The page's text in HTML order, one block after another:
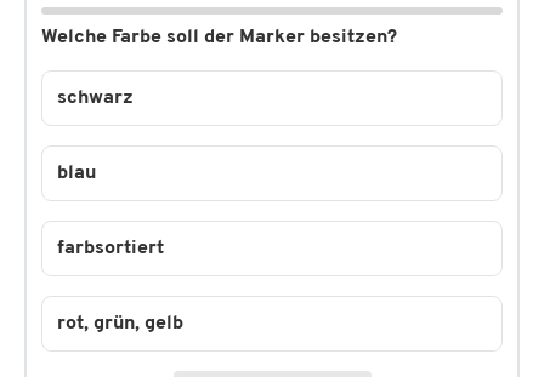
Welche Farbe soll der Marker besitzen?
schwarz
blau
farbsortiert
rot, grün, gelb